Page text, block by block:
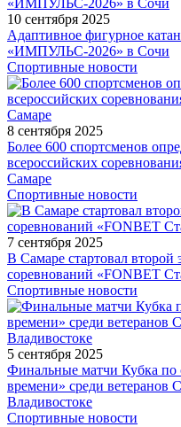
10 сентября 2025
Адаптивное фигурное
«ИМПУЛЬС-2026» в Сочи
Спортивные новости
8 сентября 2025
Более 600 спортсменов
всероссийских
Самаре
Спортивные новости
7 сентября 2025
В Самаре стартовал второй
соревнований «FONBET
Спортивные новости
5 сентября 2025
Финальные матчи Кубка по
времени» среди ветеранов
Владивостоке
Спортивные новости